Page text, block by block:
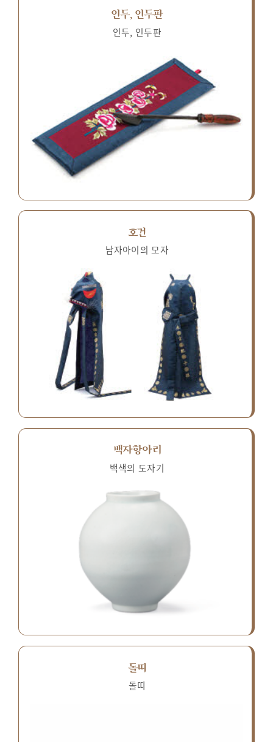
인두, 인두판
인두, 인두판
호건
남자아이의 모자
백자항아리
백색의 도자기
돌띠
돌띠